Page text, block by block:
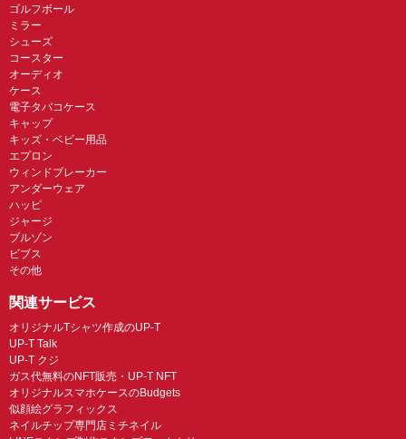
ゴルフボール
ミラー
シューズ
コースター
オーディオ
ケース
電子タバコケース
キャップ
キッズ・ベビー用品
エプロン
ウィンドブレーカー
アンダーウェア
ハッピ
ジャージ
ブルゾン
ビブス
その他
関連サービス
オリジナルTシャツ作成のUP-T
UP-T Talk
UP-T クジ
ガス代無料のNFT販売・UP-T NFT
オリジナルスマホケースのBudgets
似顔絵グラフィックス
ネイルチップ専門店ミチネイル